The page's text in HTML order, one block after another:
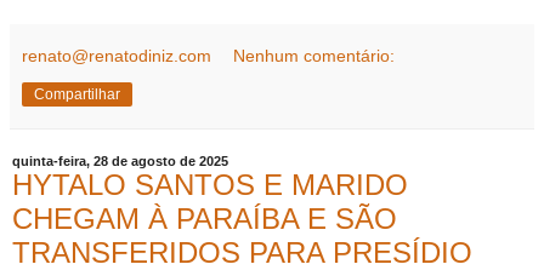
renato@renatodiniz.com Nenhum comentário:
Compartilhar
quinta-feira, 28 de agosto de 2025
HYTALO SANTOS E MARIDO
CHEGAM À PARAÍBA E SÃO
TRANSFERIDOS PARA PRESÍDIO